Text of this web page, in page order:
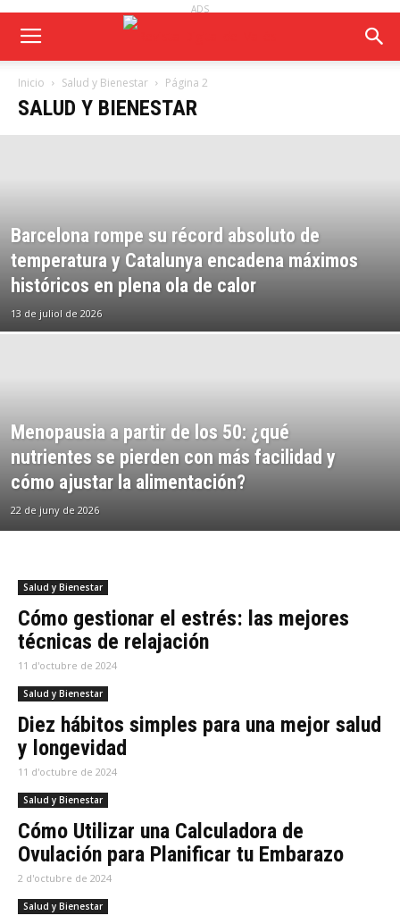
ADS
Inicio Salud y Bienestar Página 2
SALUD Y BIENESTAR
Barcelona rompe su récord absoluto de
temperatura y Catalunya encadena máximos
históricos en plena ola de calor
13 de juliol de 2026
Menopausia a partir de los 50: ¿qué
nutrientes se pierden con más facilidad y
cómo ajustar la alimentación?
22 de juny de 2026
Salud y Bienestar
Cómo gestionar el estrés: las mejores
técnicas de relajación
11 d'octubre de 2024
Salud y Bienestar
Diez hábitos simples para una mejor salud
y longevidad
11 d'octubre de 2024
Salud y Bienestar
Cómo Utilizar una Calculadora de
Ovulación para Planificar tu Embarazo
2 d'octubre de 2024
Salud y Bienestar